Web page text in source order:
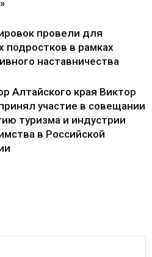
провели для
подростков в рамках
наставничества
Алтайского края Виктор
участие в совещании
туризма и индустрии
в Российской